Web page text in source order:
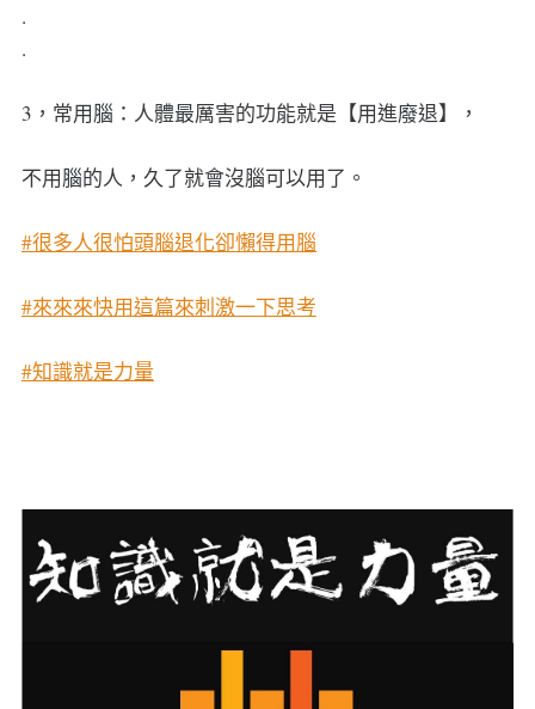
.
.
3，常用腦：人體最厲害的功能就是【用進廢退】，
不用腦的人，久了就會沒腦可以用了。
#很多人很怕頭腦退化卻懶得用腦
#來來來快用這篇來刺激一下思考
#知識就是力量